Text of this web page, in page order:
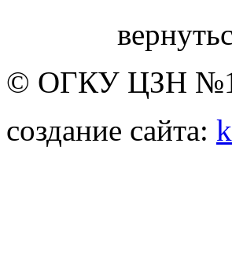
© ОГКУ ЦЗН
создание сайта: